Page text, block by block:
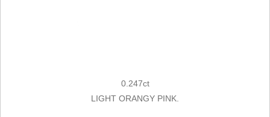
0.247ct
LIGHT ORANGY PINK.